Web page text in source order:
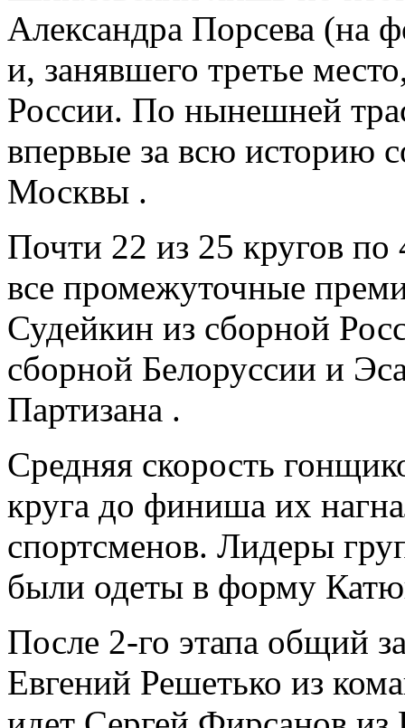
Александра Порсева (на
и, занявшего третье
России. По нынешней
впервые за всю историю
Москвы .
Почти 22 из 25 кругов
все промежуточные
Судейкин из сборной
сборной Белоруссии и
Партизана .
Средняя скорость
круга до финиша их
спортсменов. Лидеры
были одеты в форму
После 2-го этапа общий
Евгений Решетько из